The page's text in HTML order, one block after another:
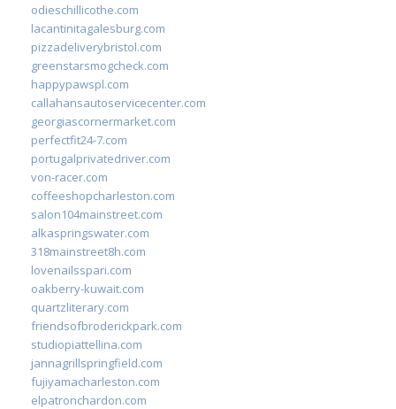
odieschillicothe.com
lacantinitagalesburg.com
pizzadeliverybristol.com
greenstarsmogcheck.com
happypawspl.com
callahansautoservicecenter.com
georgiascornermarket.com
perfectfit24-7.com
portugalprivatedriver.com
von-racer.com
coffeeshopcharleston.com
salon104mainstreet.com
alkaspringswater.com
318mainstreet8h.com
lovenailsspari.com
oakberry-kuwait.com
quartzliterary.com
friendsofbroderickpark.com
studiopiattellina.com
jannagrillspringfield.com
fujiyamacharleston.com
elpatronchardon.com